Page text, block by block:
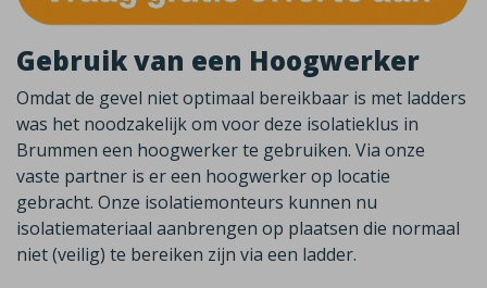
Gebruik van een Hoogwerker
Omdat de gevel niet optimaal bereikbaar is met ladders
was het noodzakelijk om voor deze isolatieklus in
Brummen een hoogwerker te gebruiken. Via onze
vaste partner is er een hoogwerker op locatie
gebracht. Onze isolatiemonteurs kunnen nu
isolatiemateriaal aanbrengen op plaatsen die normaal
niet (veilig) te bereiken zijn via een ladder.